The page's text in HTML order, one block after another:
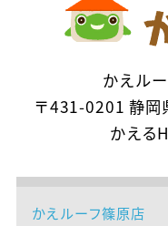
かえル
〒431-0201 静岡
かえる
かえルーフ篠原店